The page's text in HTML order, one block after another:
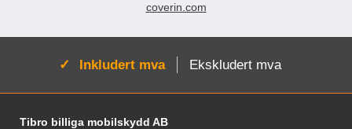
coverin.com
Aktiv:
Inkludert mva Ekskludert mva
Footer-innhold Blandet informasjon og
Tibro billiga mobilskydd AB